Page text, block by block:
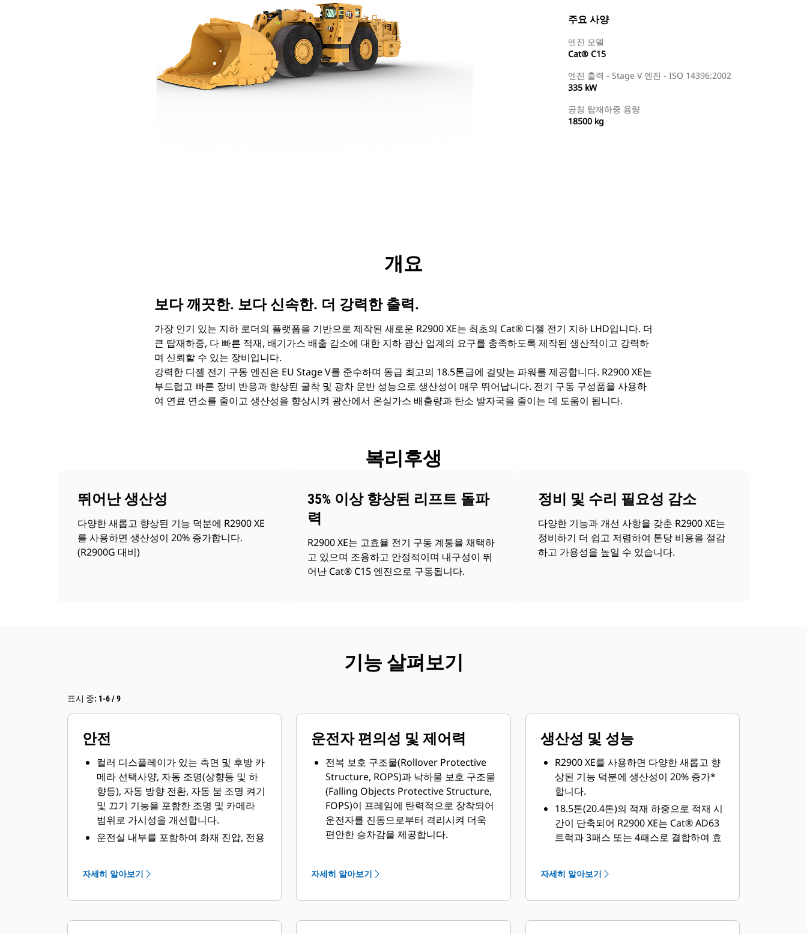
주요 사양
엔진 모델
Cat® C15
엔진 출력 - Stage V 엔진 - ISO 14396:2002
335 kW
공칭 탑재하중 용량
18500 kg
개요
보다 깨끗한. 보다 신속한. 더 강력한 출력.
가장 인기 있는 지하 로더의 플랫폼을 기반으로 제작된 새로운 R2900 XE는 최초의 Cat® 디젤 전기 지하 LHD입니다. 더
큰 탑재하중, 다 빠른 적재, 배기가스 배출 감소에 대한 지하 광산 업계의 요구를 충족하도록 제작된 생산적이고 강력하
며 신뢰할 수 있는 장비입니다.
강력한 디젤 전기 구동 엔진은 EU Stage V를 준수하며 동급 최고의 18.5톤급에 걸맞는 파워를 제공합니다. R2900 XE는
부드럽고 빠른 장비 반응과 향상된 굴착 및 광차 운반 성능으로 생산성이 매우 뛰어납니다. 전기 구동 구성품을 사용하
여 연료 연소를 줄이고 생산성을 향상시켜 광산에서 온실가스 배출량과 탄소 발자국을 줄이는 데 도움이 됩니다.
복리후생
뛰어난 생산성
다양한 새롭고 향상된 기능 덕분에 R2900 XE
를 사용하면 생산성이 20% 증가합니다.
(R2900G 대비)
35% 이상 향상된 리프트 돌파
력
R2900 XE는 고효율 전기 구동 계통을 채택하
고 있으며 조용하고 안정적이며 내구성이 뛰
어난 Cat® C15 엔진으로 구동됩니다.
정비 및 수리 필요성 감소
다양한 기능과 개선 사항을 갖춘 R2900 XE는
정비하기 더 쉽고 저렴하여 톤당 비용을 절감
하고 가용성을 높일 수 있습니다.
기능 살펴보기
표시 중: 1-6 / 9
안전
컬러 디스플레이가 있는 측면 및 후방 카
메라 선택사양, 자동 조명(상향등 및 하
향등), 자동 방향 전환, 자동 붐 조명 켜기
및 끄기 기능을 포함한 조명 및 카메라
범위로 가시성을 개선합니다.
운전실 내부를 포함하여 화재 진압, 전용
전체 커버가 가능한 접이식 핸드레일 계
자세히 알아보기
운전자 편의성 및 제어력
전복 보호 구조물(Rollover Protective
Structure, ROPS)과 낙하물 보호 구조물
(Falling Objects Protective Structure,
FOPS)이 프레임에 탄력적으로 장착되어
운전자를 진동으로부터 격리시켜 더욱
편안한 승차감을 제공합니다.
여 장비 안이나 주변에서 작업하는 모든
자세히 알아보기
생산성 및 성능
R2900 XE를 사용하면 다양한 새롭고 향
상된 기능 덕분에 생산성이 20% 증가*
합니다.
18.5톤(20.4톤)의 적재 하중으로 적재 시
간이 단축되어 R2900 XE는 Cat® AD63
트럭과 3패스 또는 4패스로 결합하여 효
R2900 XE는 52% 더 빠른* 가속과 향상
제어할 수 있습니다. 6.4초만에
자세히 알아보기